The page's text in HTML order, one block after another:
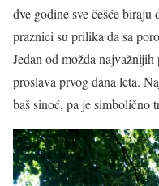
dve godine sve češće
praznici su prilika da sa
Jedan od možda
proslava prvog dana leta.
baš sinoć, pa je simbolično